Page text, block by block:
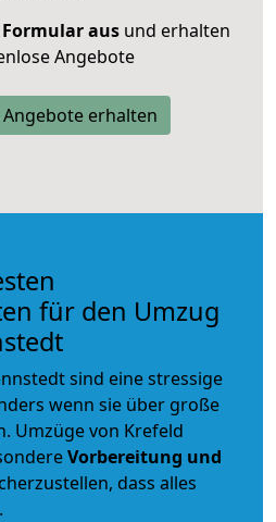
ausund erhalten
Angebote
erhalten
für den Umzug
sind eine stressige
wenn sie über große
Umzüge von Krefeld
Vorbereitung und
dass alles